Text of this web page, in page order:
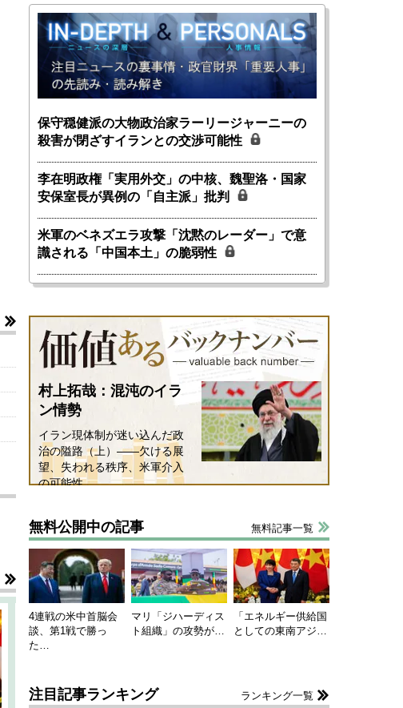
保守穏健派の大物政治家ラーリージャーニーの
殺害が閉ざすイランとの交渉可能性
李在明政権「実用外交」の中核、魏聖洛・国家
安保室長が異例の「自主派」批判
米軍のベネズエラ攻撃「沈黙のレーダー」で意
識される「中国本土」の脆弱性
村上拓哉：混沌のイラ
ン情勢
イラン現体制が迷い込んだ政
治の隘路（上）――欠ける展
望、失われる秩序、米軍介入
の可能性
無料公開中の記事 無料記事一覧
4連戦の米中首脳会
談、第1戦で勝っ
た…
マリ「ジハーディス
ト組織」の攻勢が…
「エネルギー供給国
としての東南アジ…
注目記事ランキング ランキング一覧